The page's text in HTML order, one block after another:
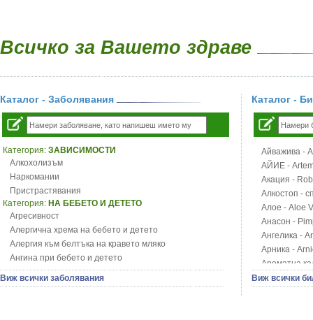
Всичко за Вашето здраве
Каталог - Заболявания
Категория: ЗАВИСИМОСТИ
Алкохолизъм
Наркомании
Пристрастявания
Категория: НА БЕБЕТО И ДЕТЕТО
Агресивност
Алергична хрема на бебето и детето
Алергия към белтъка на кравето мляко
Ангина при бебето и детето
Анемия при бебето и детето
Апетит - пълни деца
Виж всички заболявания
Каталог -
Айважива -
АЙИЕ -
Акация -
Алкостоп -
Алое - Aloe
Анасон -
Ангелика -
Арника -
Ароматна
Арония -
Виж всички